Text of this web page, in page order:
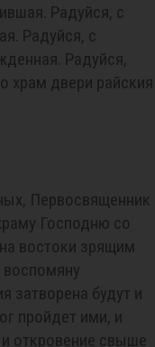
Радуйся, с
Радуйся, с
Радуйся,
храм двери райския
Первосвященник
Господню со
востоки зрящим
затворена будут и
пройдет ими, и
откровение свыше